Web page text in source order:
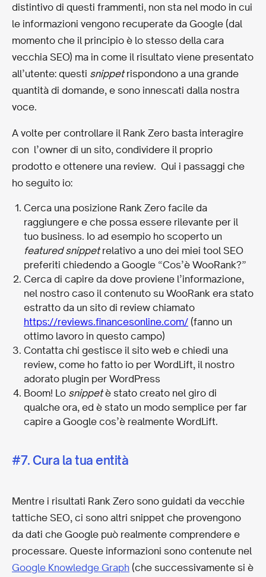
distintivo di questi frammenti, non sta nel modo in cui
le informazioni vengono recuperate da Google (dal
momento che il principio è lo stesso della cara
vecchia SEO) ma in come il risultato viene presentato
all’utente: questi snippetrispondono a una grande
quantità di domande, e sono innescati dalla nostra
voce.
A volte per controllare il Rank Zero basta interagire
con l’owner di un sito, condividere il proprio
prodotto e ottenere una review. Qui i passaggi che
ho seguito io:
Cerca una posizione Rank Zero facile da
raggiungere e che possa essere rilevante per il
tuo business. Io ad esempio ho scoperto un
featured snippetrelativo a uno dei miei tool SEO
preferiti chiedendo a Google “Cos’è WooRank?”
Cerca di capire da dove proviene l’informazione,
nel nostro caso il contenuto su WooRank era stato
estratto da un sito di review chiamato
https://reviews.financesonline.com/ (fanno un
ottimo lavoro in questo campo)
Contatta chi gestisce il sito web e chiedi una
review, come ho fatto io per WordLift, il nostro
adorato plugin per WordPress
Boom! Lo snippetè stato creato nel giro di
qualche ora, ed è stato un modo semplice per far
capire a Google cos’è realmente WordLift.
#7. Cura la tua entità
Mentre i risultati Rank Zero sono guidati da vecchie
tattiche SEO, ci sono altri snippet che provengono
da dati che Google può realmente comprendere e
processare. Queste informazioni sono contenute nel
Google Knowledge Graph (che successivamente si è